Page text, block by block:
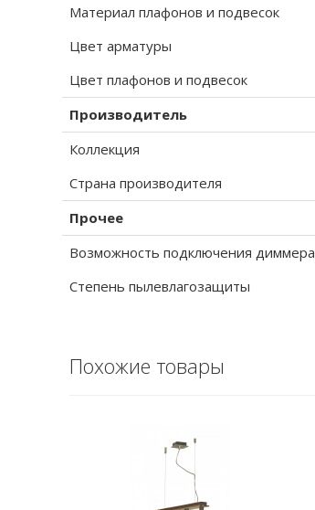
Материал плафонов и подвесок
Цвет арматуры
Цвет плафонов и подвесок
Производитель
Коллекция
Страна производителя
Прочее
Возможность подключения диммера
Степень пылевлагозащиты
Похожие товары